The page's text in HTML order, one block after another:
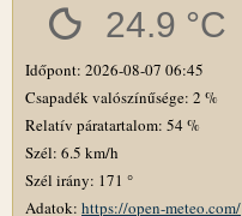
24.9 °C
Időpont: 2026-08-07 06:45
Csapadék valószínűsége: 2 %
Relatív páratartalom: 54 %
Szél: 6.5 km/h
Szél irány: 171 °
Adatok: https://open-meteo.com/